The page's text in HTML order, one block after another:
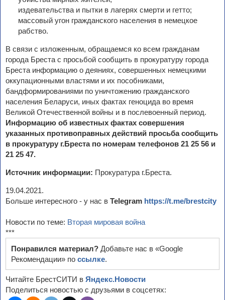
издевательства и пытки в лагерях смерти и гетто;
массовый угон гражданского населения в немецкое
рабство.
В связи с изложенным, обращаемся ко всем гражданам
города Бреста с просьбой сообщить в прокуратуру города
Бреста информацию о деяниях, совершенных немецкими
оккупационными властями и их пособниками,
бандформированиями по уничтожению гражданского
населения Беларуси, иных фактах геноцида во время
Великой Отечественной войны и в послевоенный период.
Информацию об известных фактах совершения
указанных противоправных действий просьба сообщить
в прокуратуру г.Бреста по номерам телефонов 21 25 56 и
21 25 47.
Источник информации: Прокуратура г.Бреста.
19.04.2021.
Больше интересного - у нас в Telegram https://t.me/brestcity
Новости по теме: Вторая мировая война
***
Понравился материал? Добавьте нас в «Google
Рекомендации» по ссылке.
Читайте БрестСИТИ в Яндекс.Новости
Поделиться новостью с друзьями в соцсетях: